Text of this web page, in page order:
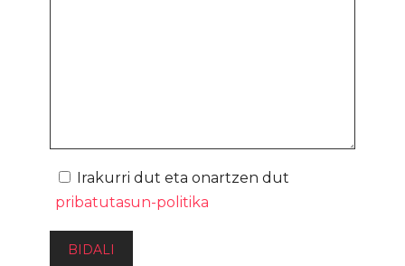
Irakurri dut eta onartzen dut
pribatutasun-politika